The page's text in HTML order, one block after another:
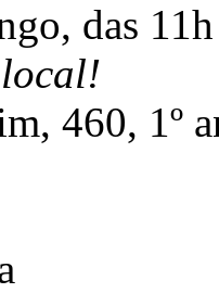
das
460, 1º